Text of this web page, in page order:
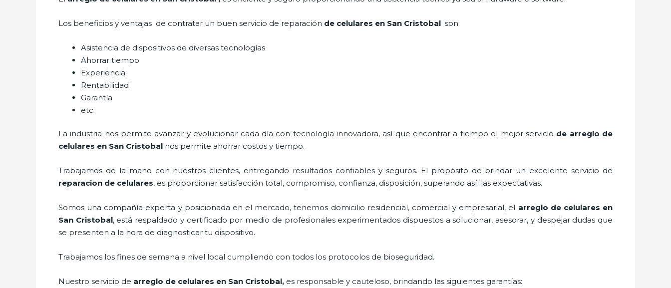
Los beneficios y ventajas de contratar un buen servicio de reparación de celulares en San Cristobal son:
Asistencia de dispositivos de diversas tecnologías
Ahorrar tiempo
Experiencia
Rentabilidad
Garantía
etc
La industria nos permite avanzar y evolucionar cada día con tecnología innovadora, así que encontrar a tiempo el mejor servicio de arreglo de
celulares en San Cristobal nos permite ahorrar costos y tiempo.
Trabajamos de la mano con nuestros clientes, entregando resultados confiables y seguros. El propósito de brindar un excelente servicio de
reparacion de celulares, es proporcionar satisfacción total, compromiso, confianza, disposición, superando así las expectativas.
Somos una compañía experta y posicionada en el mercado, tenemos domicilio residencial, comercial y empresarial, el arreglo de celulares en
San Cristobal, está respaldado y certificado por medio de profesionales experimentados dispuestos a solucionar, asesorar, y despejar dudas que
se presenten a la hora de diagnosticar tu dispositivo.
Trabajamos los fines de semana a nivel local cumpliendo con todos los protocolos de bioseguridad.
Nuestro servicio de arreglo de celulares en San Cristobal, es responsable y cauteloso, brindando las siguientes garantías: